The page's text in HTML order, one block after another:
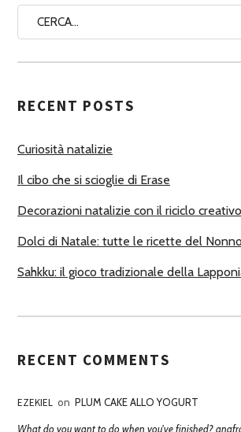
A
U
O
I
RECENT POSTS
Curiosità natalizie
Il cibo che si scioglie di Erase
Decorazioni natalizie con il riciclo creativo
Dolci di Natale: tutte le ricette del
Sahkku: il gioco tradizionale della
RECENT COMMENTS
EZEKIEL on PLUM CAKE ALLO YOGURT
What do you want to do when you've finished?